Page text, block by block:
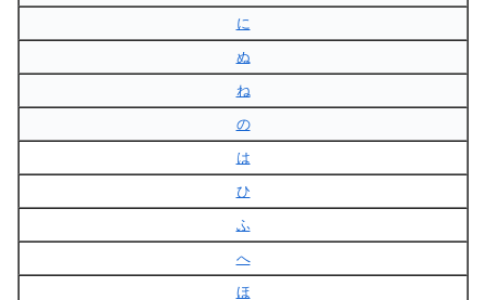
に
ぬ
ね
の
は
ひ
ふ
へ
ほ